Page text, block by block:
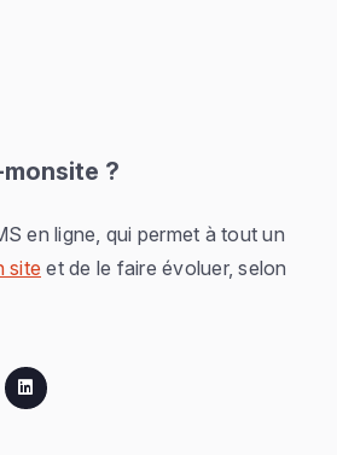
?
en ligne, qui permet à tout un
site et de le faire évoluer, selon